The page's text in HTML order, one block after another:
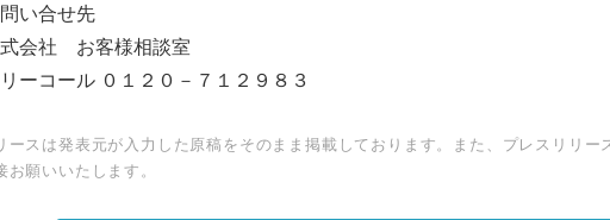
い合せ先
会社 お客様相談室
ーコール ０１２０－７１２９８３
ースは発表元が入力した原稿をそのまま掲載しております。また、プレスリリー
お願いいたします。
Japanese